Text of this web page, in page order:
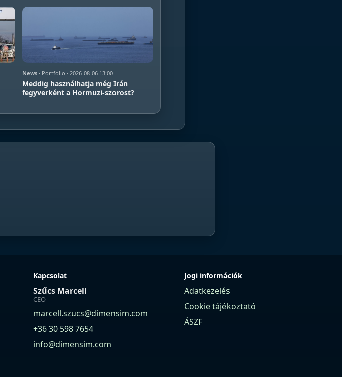
News · Portfolio · 2026-08-06 13:00
Meddig használhatja még Irán
fegyverként a Hormuzi-szorost?
Kapcsolat
Szűcs Marcell
CEO
marcell.szucs@dimensim.com
+36 30 598 7654
info@dimensim.com
Jogi információk
Adatkezelés
Cookie tájékoztató
ÁSZF